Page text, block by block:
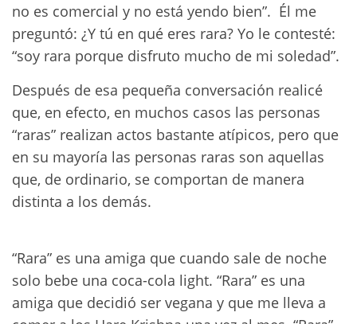
no es comercial y no está yendo bien”. Él me
preguntó: ¿Y tú en qué eres rara? Yo le contesté:
“soy rara porque disfruto mucho de mi soledad”.
Después de esa pequeña conversación realicé
que, en efecto, en muchos casos las personas
“raras” realizan actos bastante atípicos, pero que
en su mayoría las personas raras son aquellas
que, de ordinario, se comportan de manera
distinta a los demás.
“Rara” es una amiga que cuando sale de noche
solo bebe una coca-cola light. “Rara” es una
amiga que decidió ser vegana y que me lleva a